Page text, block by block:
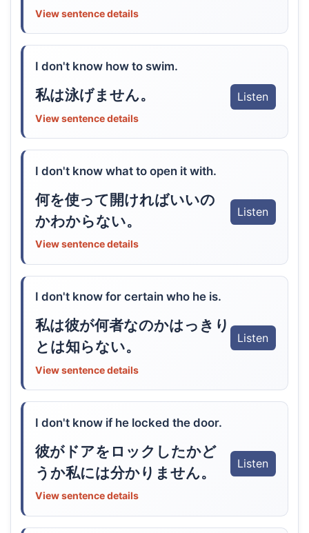
View sentence details
I don't know how to swim.
私は泳げません。 Listen
View sentence details
I don't know what to open it with.
何を使って開ければいいの
かわからない。
Listen
View sentence details
I don't know for certain who he is.
私は彼が何者なのかはっきり
とは知らない。
Listen
View sentence details
I don't know if he locked the door.
彼がドアをロックしたかど
うか私には分かりません。
Listen
View sentence details